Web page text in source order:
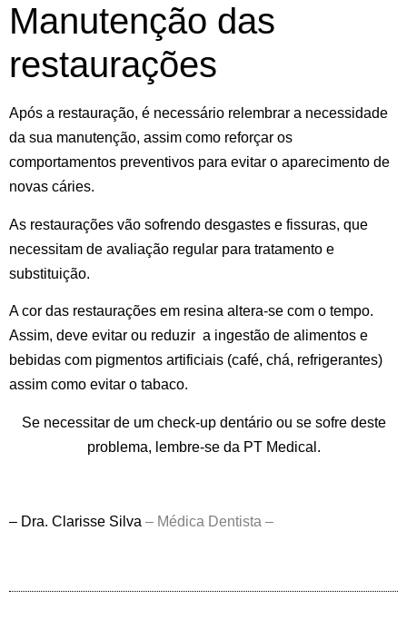
Manutenção das
restaurações
Após a restauração, é necessário relembrar a necessidade
da sua manutenção, assim como reforçar os
comportamentos preventivos para evitar o aparecimento de
novas cáries.
As restaurações vão sofrendo desgastes e fissuras, que
necessitam de avaliação regular para tratamento e
substituição.
A cor das restaurações em resina altera-se com o tempo.
Assim, deve evitar ou reduzir a ingestão de alimentos e
bebidas com pigmentos artificiais (café, chá, refrigerantes)
assim como evitar o tabaco.
Se necessitar de um check-up dentário ou se sofre deste
problema, lembre-se da PT Medical.
– Dra. Clarisse Silva – Médica Dentista –